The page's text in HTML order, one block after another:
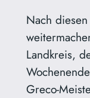
Nach
Landkreis,
Greco-